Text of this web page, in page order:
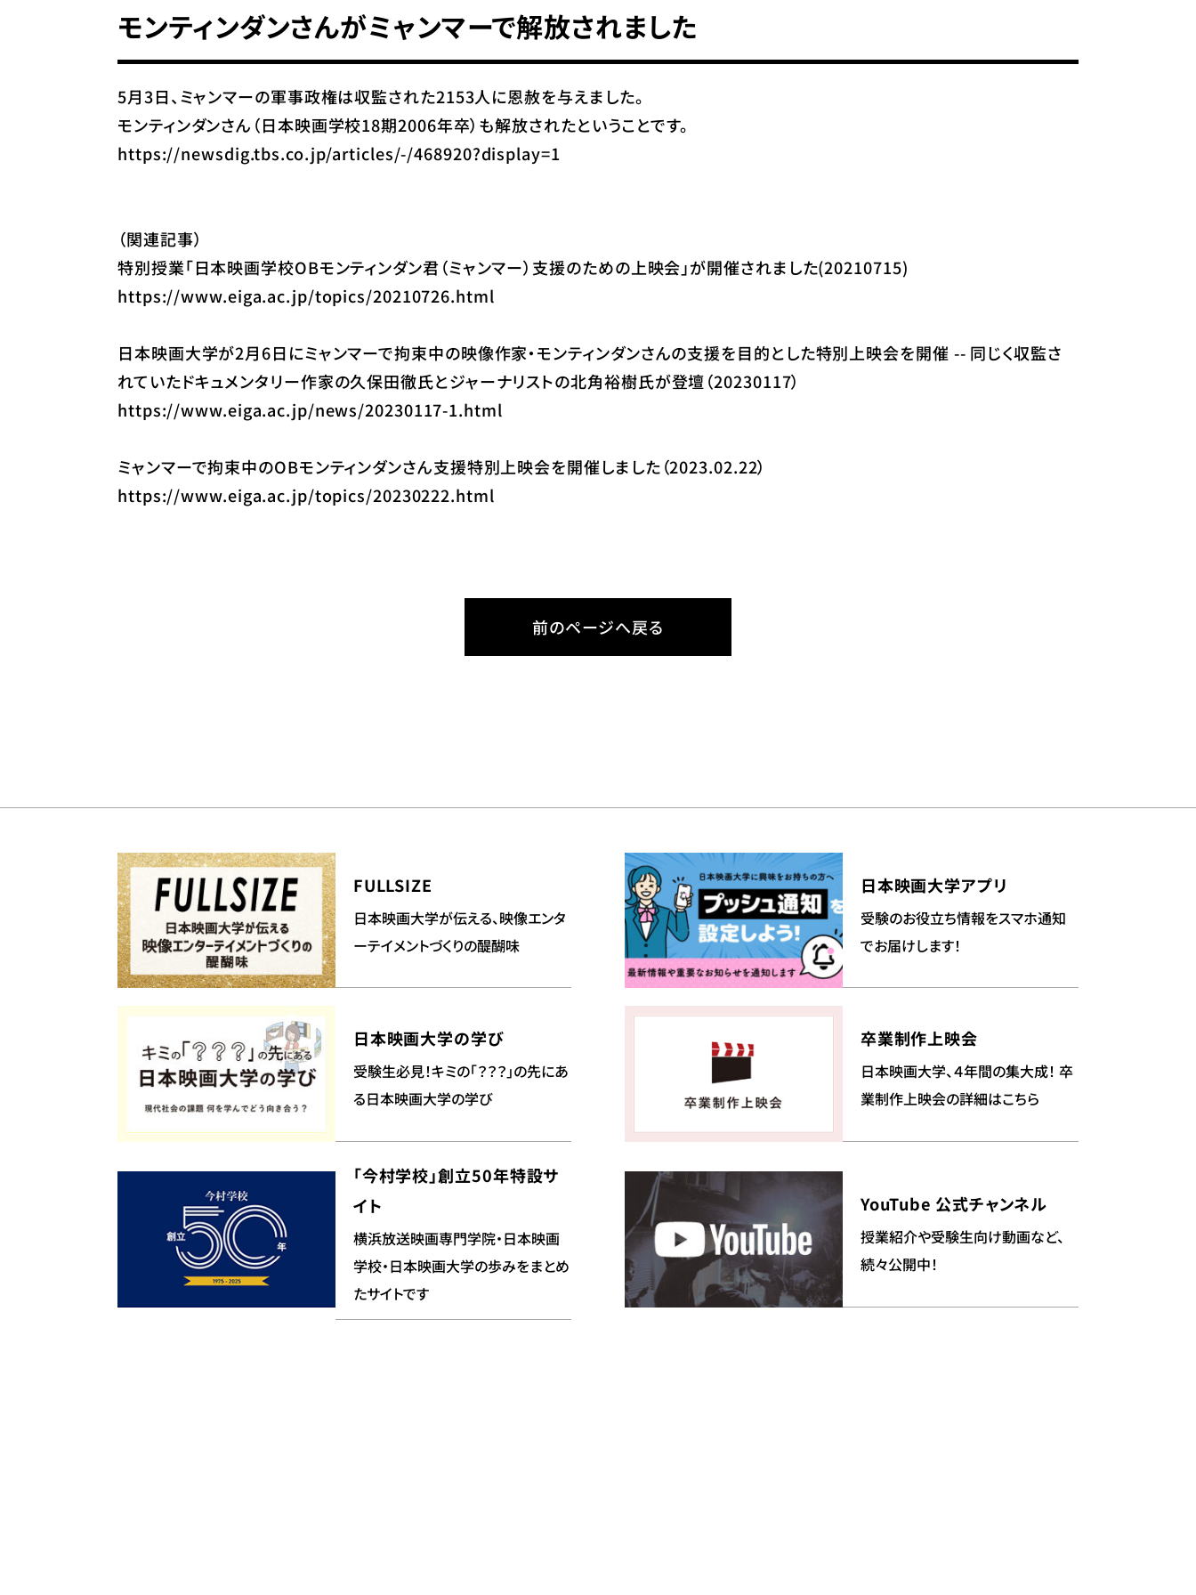
モンティンダンさんがミャンマーで解放されました
5月3日、ミャンマーの軍事政権は収監された2153人に恩赦を与えました。
モンティンダンさん（日本映画学校18期2006年卒）も解放されたということです。
https://newsdig.tbs.co.jp/articles/-/468920?display=1
（関連記事）
特別授業「日本映画学校OBモンティンダン君（ミャンマー）支援のための上映会」が開催されました(20210715)
https://www.eiga.ac.jp/topics/20210726.html
日本映画大学が2月6日にミャンマーで拘束中の映像作家・モンティンダンさんの支援を目的とした特別上映会を開催 -- 同じく収監さ
れていたドキュメンタリー作家の久保田徹氏とジャーナリストの北角裕樹氏が登壇（20230117）
https://www.eiga.ac.jp/news/20230117-1.html
ミャンマーで拘束中のOBモンティンダンさん支援特別上映会を開催しました（2023.02.22）
https://www.eiga.ac.jp/topics/20230222.html
前のページへ戻る
FULLSIZE
日本映画大学が伝える、映像エンタ
ーテイメントづくりの醍醐味
日本映画大学アプリ
受験のお役立ち情報をスマホ通知
でお届けします！
日本映画大学の学び
受験生必見！キミの「？？？」の先にあ
る日本映画大学の学び
卒業制作上映会
日本映画大学、４年間の集大成！ 卒
業制作上映会の詳細はこちら
「今村学校」創立50年特設サ
イト
横浜放送映画専門学院・日本映画
学校・日本映画大学の歩みをまとめ
たサイトです
YouTube 公式チャンネル
授業紹介や受験生向け動画など、
続々公開中！